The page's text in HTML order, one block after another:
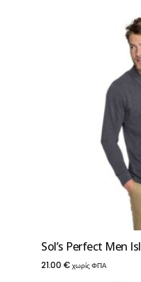
Sol’s Perfect Men Isl
21.00 € χωρίς ΦΠΑ